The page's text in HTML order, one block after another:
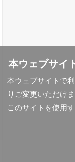
本ウェブサイ
本ウェブサイトで
りご変更いただけま
このサイトを使用